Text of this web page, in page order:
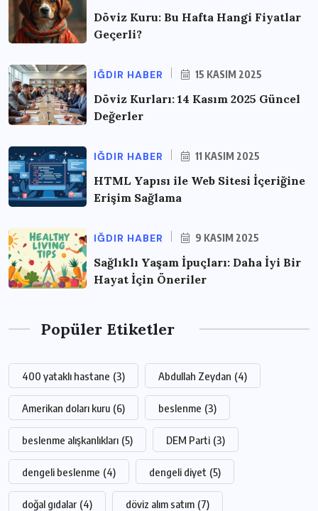
Döviz Kuru: Bu Hafta Hangi Fiyatlar
Geçerli?
IĞDIR HABER 15 KASIM 2025
Döviz Kurları: 14 Kasım 2025 Güncel
Değerler
IĞDIR HABER 11 KASIM 2025
HTML Yapısı ile Web Sitesi İçeriğine
Erişim Sağlama
IĞDIR HABER 9 KASIM 2025
Sağlıklı Yaşam İpuçları: Daha İyi Bir
Hayat İçin Öneriler
Popüler Etiketler
400 yataklı hastane (3) Abdullah Zeydan (4)
Amerikan doları kuru (6) beslenme (3)
beslenme alışkanlıkları (5) DEM Parti (3)
dengeli beslenme (4) dengeli diyet (5)
doğal gıdalar (4) döviz alım satım (7)